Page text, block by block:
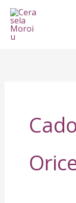
Skip
content